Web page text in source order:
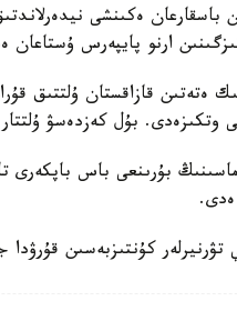
ارنو پايپەرس ۇستاعان
وتكىزەدى. بۇل كەزدەسۋ
بۇرىنعى باس باپكەرى
ەدى.
كۇنتىزبەسىن